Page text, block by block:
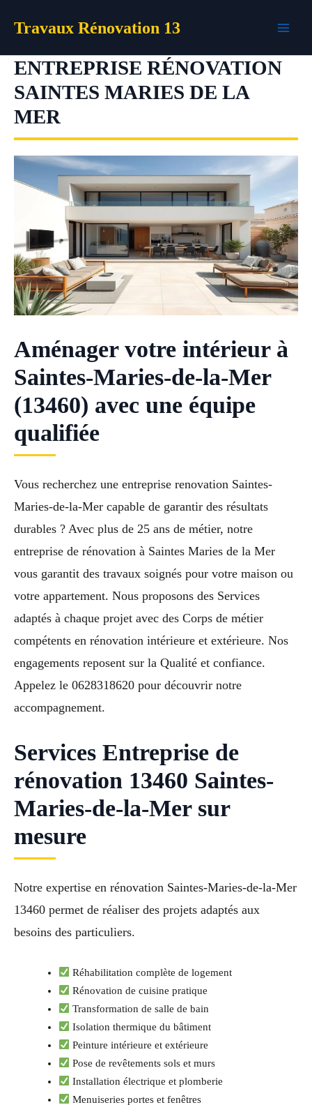
Travaux Rénovation 13
ENTREPRISE RÉNOVATION
SAINTES MARIES DE LA
MER
Aménager votre intérieur à
Saintes-Maries-de-la-Mer
(13460) avec une équipe
qualifiée
Vous recherchez une entreprise renovation Saintes-
Maries-de-la-Mer capable de garantir des résultats
durables ? Avec plus de 25 ans de métier, notre
entreprise de rénovation à Saintes Maries de la Mer
vous garantit des travaux soignés pour votre maison ou
votre appartement. Nous proposons des Services
adaptés à chaque projet avec des Corps de métier
compétents en rénovation intérieure et extérieure. Nos
engagements reposent sur la Qualité et confiance.
Appelez le 0628318620 pour découvrir notre
accompagnement.
Services Entreprise de
rénovation 13460 Saintes-
Maries-de-la-Mer sur
mesure
Notre expertise en rénovation Saintes-Maries-de-la-Mer
13460 permet de réaliser des projets adaptés aux
besoins des particuliers.
Réhabilitation complète de logement
Rénovation de cuisine pratique
Transformation de salle de bain
Isolation thermique du bâtiment
Peinture intérieure et extérieure
Pose de revêtements sols et murs
Installation électrique et plomberie
Menuiseries portes et fenêtres